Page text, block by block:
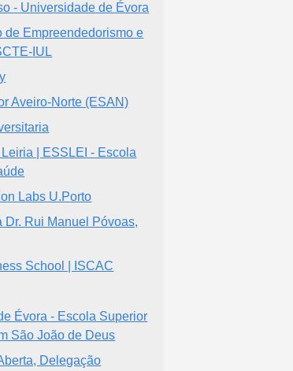
- Universidade de Évora
de Empreendedorismo e
IUL
Aveiro-Norte (ESAN)
| ESSLEI - Escola
Labs U.Porto
Dr. Rui Manuel Póvoas,
School | ISCAC
Évora - Escola Superior
São João de Deus
Delegação